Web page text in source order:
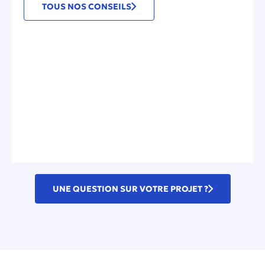
TOUS NOS CONSEILS
UNE QUESTION SUR VOTRE PROJET ?